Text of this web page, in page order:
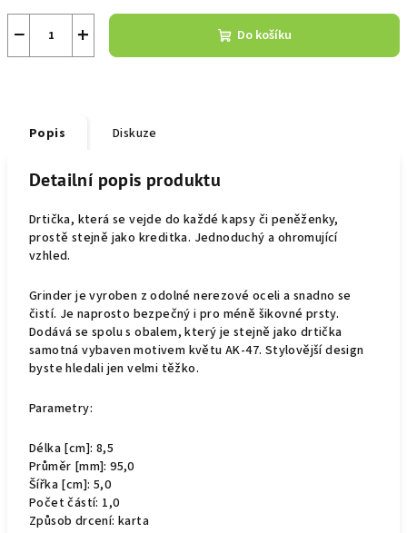
+
− Do košíku
Popis Diskuze
Detailní popis produktu
Drtička, která se vejde do každé kapsy či peněženky,
prostě stejně jako kreditka. Jednoduchý a ohromující
vzhled.
Grinder je vyroben z odolné nerezové oceli a snadno se
čistí. Je naprosto bezpečný i pro méně šikovné prsty.
Dodává se spolu s obalem, který je stejně jako drtička
samotná vybaven motivem květu AK-47. Stylovější design
byste hledali jen velmi těžko.
Parametry:
Délka [cm]: 8,5
Průměr [mm]: 95,0
Šířka [cm]: 5,0
Počet částí: 1,0
Způsob drcení: karta